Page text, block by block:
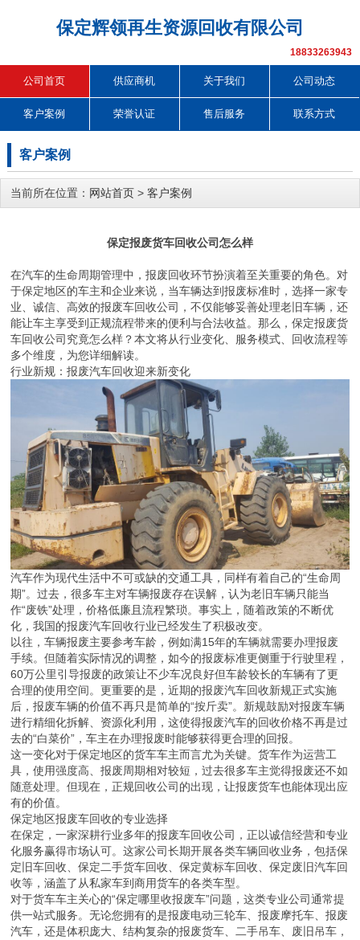
保定辉领再生资源回收有限公司
18833263943
公司首页 供应商机 关于我们 公司动态
客户案例 荣誉认证 售后服务 联系方式
客户案例
当前所在位置： 网站首页 > 客户案例
保定报废货车回收公司怎么样
在汽车的生命周期管理中，报废回收环节扮演着至关重要的角色。对
于保定地区的车主和企业来说，当车辆达到报废标准时，选择一家专
业、诚信、高效的报废车回收公司，不仅能够妥善处理老旧车辆，还
能让车主享受到正规流程带来的便利与合法收益。那么，保定报废货
车回收公司究竟怎么样？本文将从行业变化、服务模式、回收流程等
多个维度，为您详细解读。
行业新规：报废汽车回收迎来新变化
汽车作为现代生活中不可或缺的交通工具，同样有着自己的“生命周
期”。过去，很多车主对车辆报废存在误解，认为老旧车辆只能当
作“废铁”处理，价格低廉且流程繁琐。事实上，随着政策的不断优
化，我国的报废汽车回收行业已经发生了积极改变。
以往，车辆报废主要参考车龄，例如满15年的车辆就需要办理报废
手续。但随着实际情况的调整，如今的报废标准更侧重于行驶里程，
60万公里引导报废的政策让不少车况良好但车龄较长的车辆有了更
合理的使用空间。更重要的是，近期的报废汽车回收新规正式实施
后，报废车辆的价值不再只是简单的“按斤卖”。新规鼓励对报废车辆
进行精细化拆解、资源化利用，这使得报废汽车的回收价格不再是过
去的“白菜价”，车主在办理报废时能够获得更合理的回报。
这一变化对于保定地区的货车车主而言尤为关键。货车作为运营工
具，使用强度高、报废周期相对较短，过去很多车主觉得报废还不如
随意处理。但现在，正规回收公司的出现，让报废货车也能体现出应
有的价值。
保定地区报废车回收的专业选择
在保定，一家深耕行业多年的报废车回收公司，正以诚信经营和专业
化服务赢得市场认可。这家公司长期开展各类车辆回收业务，包括保
定旧车回收、保定二手货车回收、保定黄标车回收、保定废旧汽车回
收等，涵盖了从私家车到商用货车的各类车型。
对于货车车主关心的“保定哪里收报废车”问题，这类专业公司通常提
供一站式服务。无论您拥有的是报废电动三轮车、报废摩托车、报废
汽车，还是体积庞大、结构复杂的报废货车、二手吊车、废旧吊车，